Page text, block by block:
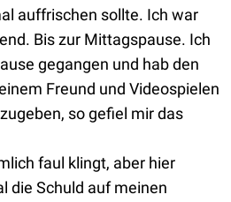
auffrischen sollte. Ich war
Bis zur Mittagspause. Ich
gegangen und hab den
Freund und Videospielen
so gefiel mir das
faul klingt, aber hier
die Schuld auf meinen